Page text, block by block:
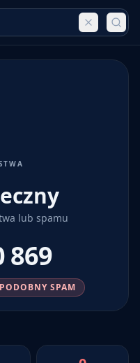
lub spamu
869
SPAM